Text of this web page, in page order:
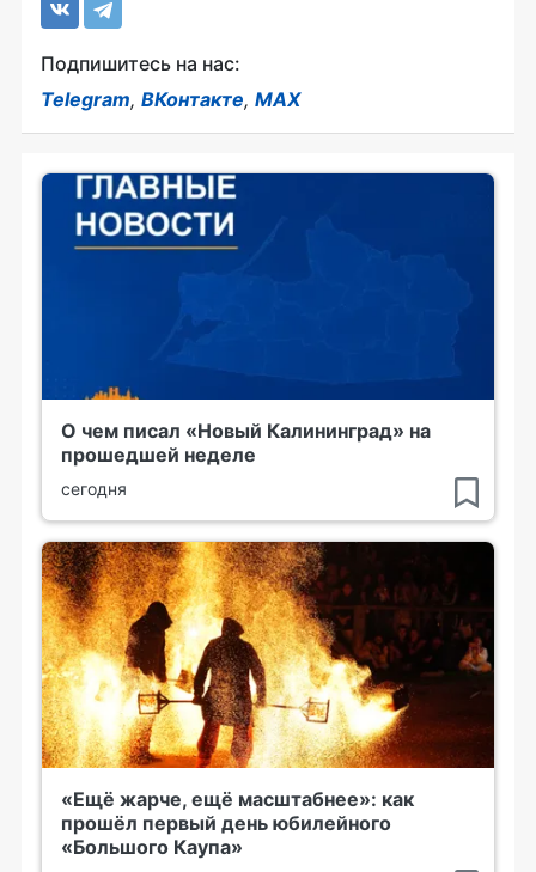
Подпишитесь на нас:
Telegram, ВКонтакте, MAX
О чем писал «Новый Калининград» на
прошедшей неделе
сегодня
«Ещё жарче, ещё масштабнее»: как
прошёл первый день юбилейного
«Большого Каупа»